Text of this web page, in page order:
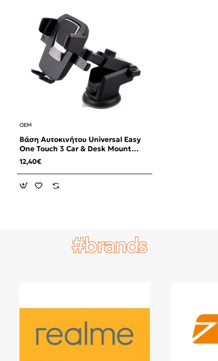
OEM
Βάση Αυτοκινήτου Universal Easy
One Touch 3 Car & Desk Mount
OEM
12,40€
#brands